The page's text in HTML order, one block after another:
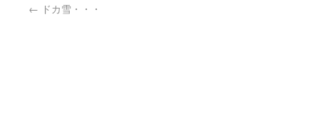
← ドカ雪・・・